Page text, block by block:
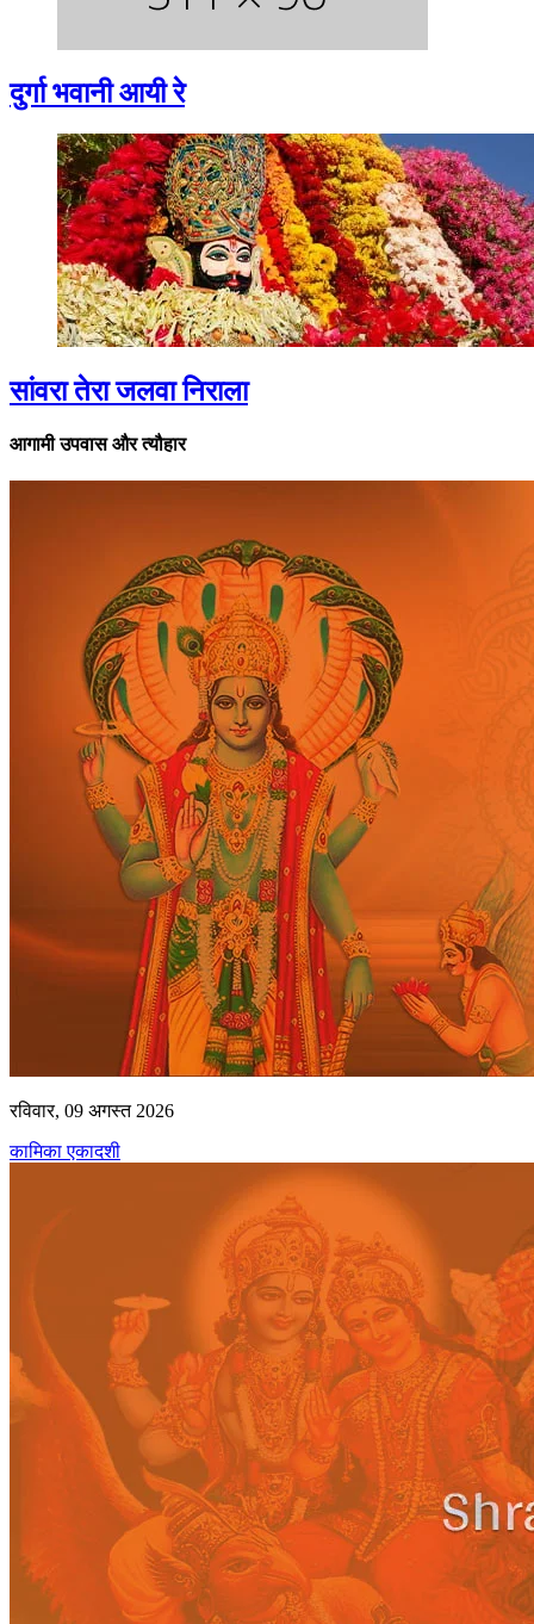
दुर्गा भवानी आयी रे
सांवरा तेरा जलवा निराला
आगामी उपवास और त्यौहार
रविवार, 09 अगस्त 2026
कामिका एकादशी